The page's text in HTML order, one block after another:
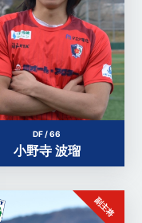
DF / 66
小野寺 波瑠
副主将